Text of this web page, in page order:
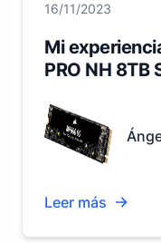
16/11/2023
Mi
PRO NH 8TB
Leer más